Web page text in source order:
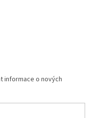
informace o nových